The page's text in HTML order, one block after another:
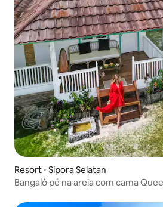
Resort ⋅ Sipora Selatan
Bangalô pé na areia com cama